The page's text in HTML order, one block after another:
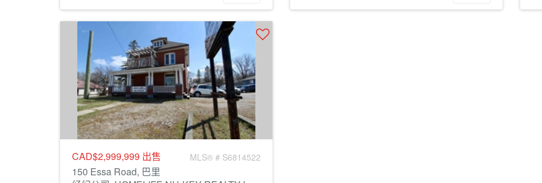
CAD$2,999,999 出售 MLS® # S6814522
150 Essa Road, 巴里